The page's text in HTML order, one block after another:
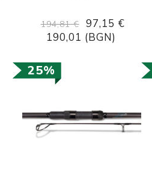
194,81 € 97,15 €
190,01 (BGN)
25%